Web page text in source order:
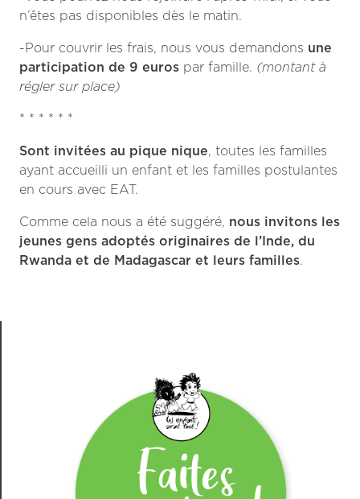
n’êtes pas disponibles dès le matin.
-Pour couvrir les frais, nous vous demandons une
participation de 9 euros par famille. (montant à
régler sur place)
* * * * * *
Sont invitées au pique nique, toutes les familles
ayant accueilli un enfant et les familles postulantes
en cours avec EAT.
Comme cela nous a été suggéré, nous invitons les
jeunes gens adoptés originaires de l’Inde, du
Rwanda et de Madagascar et leurs familles.